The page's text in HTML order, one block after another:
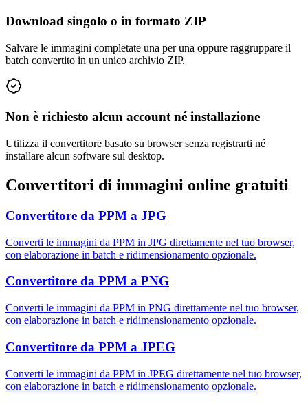
Download singolo o in formato ZIP
Salvare le immagini completate una per una oppure raggruppare il
batch convertito in un unico archivio ZIP.
Non è richiesto alcun account né installazione
Utilizza il convertitore basato su browser senza registrarti né
installare alcun software sul desktop.
Convertitori di immagini online gratuiti
Convertitore da PPM a JPG
Converti le immagini da PPM in JPG direttamente nel tuo browser,
con elaborazione in batch e ridimensionamento opzionale.
Convertitore da PPM a PNG
Converti le immagini da PPM in PNG direttamente nel tuo browser,
con elaborazione in batch e ridimensionamento opzionale.
Convertitore da PPM a JPEG
Converti le immagini da PPM in JPEG direttamente nel tuo browser,
con elaborazione in batch e ridimensionamento opzionale.